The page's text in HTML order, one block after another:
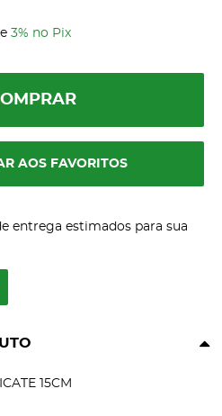
3% no Pix
AOS FAVORITOS
entrega estimados para sua
15CM